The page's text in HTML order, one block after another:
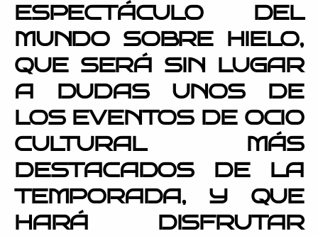
ESPECTÁCULO DEL
MUNDO SOBRE HIELO,
QUE SERÁ SIN LUGAR
A DUDAS UNOS DE
LOS EVENTOS DE OCIO
CULTURAL MÁS
DESTACADOS DE LA
TEMPORADA, Y QUE
HARÁ DISFRUTAR